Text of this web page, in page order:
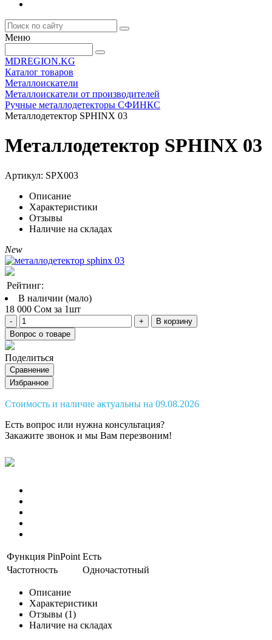
Меню
MDREGION.KG
Каталог товаров
Металлоискатели
Металлоискатели от производителей
Ручные металлодетекторы СФИНКС
Металлодетектор SPHINX 03
Металлодетектор SPHINX 03
Артикул: SPX003
Описание
Характеристики
Отзывы
Наличие на складах
New
Рейтинг:
В наличии (мало)
18 000 Сом за 1шт
В корзину
Вопрос о товаре
Поделиться
Сравнение
Избранное
Стоимость и наличие актуальны на 09.08.2026
Есть вопрос или нужна консультация?
Закажите звонок и мы Вам перезвоним!
Функция PinPoint Есть
Частотность
Одночастотный
Описание
Характеристики
Отзывы (1)
Наличие на складах